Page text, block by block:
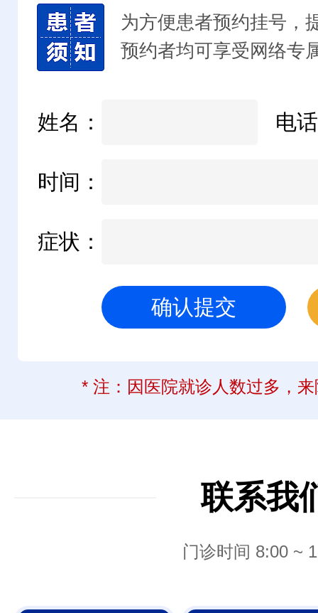
为方便患者预约挂号，
预约者均可享受网络专
姓名： 电
时间：
症状：
* 注：因医院就诊人数过多，
联系我
门诊时间 8:00 ~